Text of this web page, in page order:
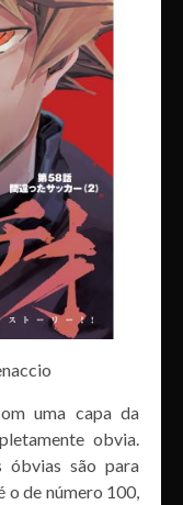
uma capa da
obvia.
óbvias são para
o de número 100,